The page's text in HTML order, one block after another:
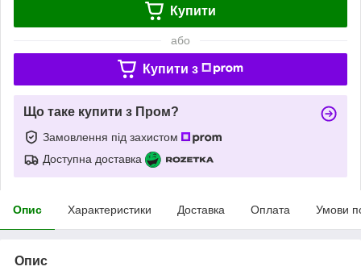
Купити
або
Купити з
Що таке купити з Пром?
Замовлення під захистом
Доступна доставка
Опис Характеристики Доставка Оплата Умови
Опис